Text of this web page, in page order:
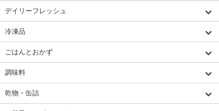
デイリーフレッシュ
冷凍品
ごはんとおかず
調味料
乾物・缶詰